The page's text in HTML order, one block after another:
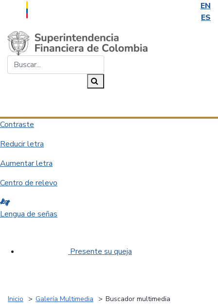
EN
ES
Saltar al contenido principal
Contraste
Reducir letra
Aumentar letra
Centro de relevo
Lengua de señas
Presente su queja
Inicio Galería Multimedia Buscador multimedia